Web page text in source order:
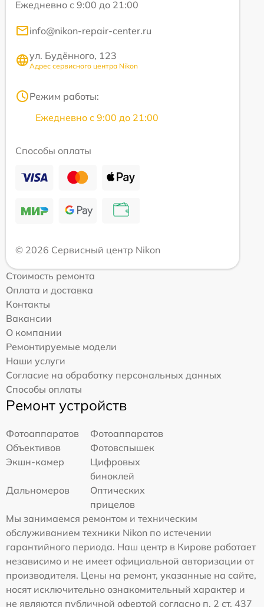
Ежедневно с 9:00 до 21:00
info@nikon-repair-center.ru
ул. Будённого, 123
Адрес сервисного центра Nikon
Режим работы:
Ежедневно с 9:00 до 21:00
Способы оплаты
© 2026 Сервисный центр Nikon
Стоимость ремонта
Оплата и доставка
Контакты
Вакансии
О компании
Ремонтируемые модели
Наши услуги
Согласие на обработку персональных данных
Способы оплаты
Ремонт устройств
Фотоаппаратов
Фотоаппаратов
Объективов
Фотовспышек
Экшн-камер
Цифровых
биноклей
Дальномеров
Оптических
прицелов
Мы занимаемся ремонтом и техническим
обслуживанием техники Nikon по истечении
гарантийного периода. Наш центр в Кирове работает
независимо и не имеет официальной авторизации от
производителя. Цены на ремонт, указанные на сайте,
носят исключительно ознакомительный характер и
не являются публичной офертой согласно п. 2 ст. 437